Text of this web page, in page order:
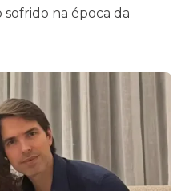
sofrido na época da